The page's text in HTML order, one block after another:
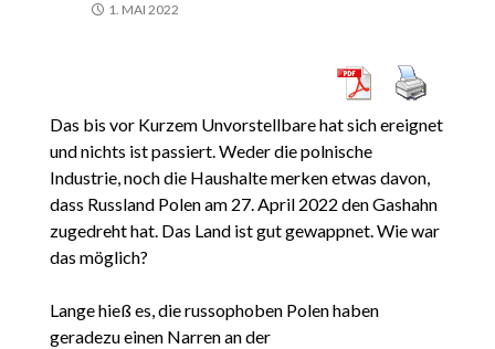
1. MAI 2022
Das bis vor Kurzem Unvorstellbare hat sich ereignet
und nichts ist passiert. Weder die polnische
Industrie, noch die Haushalte merken etwas davon,
dass Russland Polen am 27. April 2022 den Gashahn
zugedreht hat. Das Land ist gut gewappnet. Wie war
das möglich?
Lange hieß es, die russophoben Polen haben
geradezu einen Narren an der